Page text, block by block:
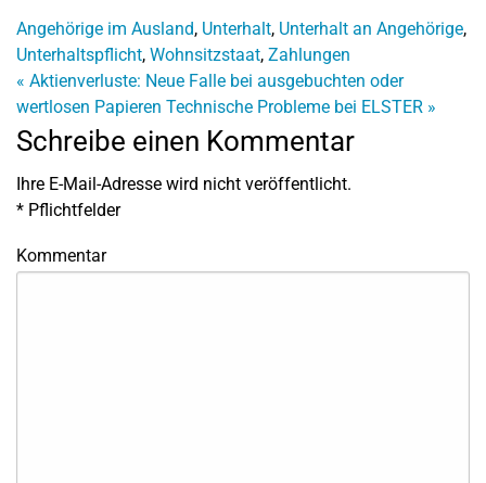
Angehörige im Ausland, Unterhalt, Unterhalt an Angehörige,
Unterhaltspflicht, Wohnsitzstaat, Zahlungen
« Aktienverluste: Neue Falle bei ausgebuchten oder
wertlosen Papieren Technische Probleme bei ELSTER »
Schreibe einen Kommentar
Ihre E-Mail-Adresse wird nicht veröffentlicht.
* Pflichtfelder
Kommentar